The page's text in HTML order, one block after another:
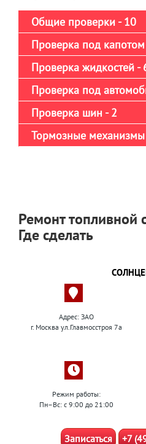
Общие проверки - 10
Проверка под
Проверка жидкостей -
Проверка под
Проверка шин - 2
Тормозные
Ремонт топливной
Где сделать
Адрес: ЗАО
г. Москва ул.Главмосстроя 7а
Режим работы:
Пн–Вс: с 9:00 до 21:00
Записаться +7